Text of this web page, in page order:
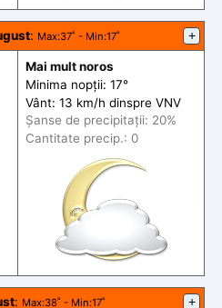
: Max:37˚ - Min:17˚ +
Mai mult noros
Minima nopții: 17°
Vânt: 13 km/h dinspre VNV
Șanse de precipitații: 20%
Cantitate precip.: 0
: Max:38˚ - Min:17˚ +